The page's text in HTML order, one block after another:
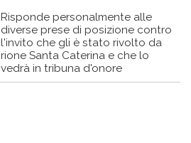
Risponde personalmente alle
diverse prese di posizione contro
l'invito che gli è stato rivolto da
rione Santa Caterina e che lo
vedrà in tribuna d'onore